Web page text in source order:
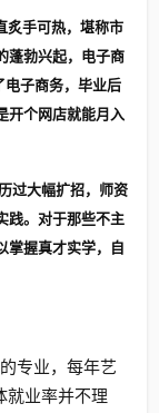
炙手可热，堪称市
蓬勃兴起，电子商
电子商务，毕业后
开个网店就能月入
过大幅扩招，师资
践。对于那些不主
掌握真才实学，自
专业，每年艺
就业率并不理